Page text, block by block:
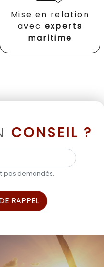
Mise en relation
avec experts
maritime
CONSEIL ?
pas demandés.
RAPPEL